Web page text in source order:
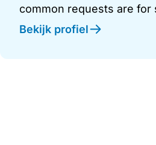
common requests are for
Bekijk profiel